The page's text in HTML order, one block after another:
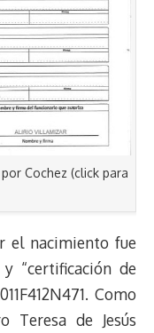
Cochez (click para
el nacimiento fue
“certificación de
Como
Teresa de Jesús